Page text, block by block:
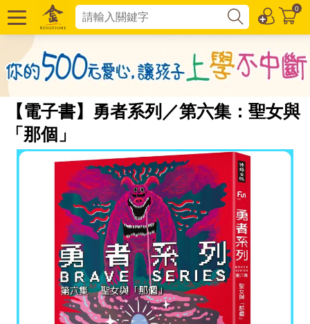
0
【電子書】勇者系列／第六集：聖女與
「那個」